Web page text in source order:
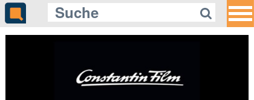
arte räumt mit dem Salieri-Mythos